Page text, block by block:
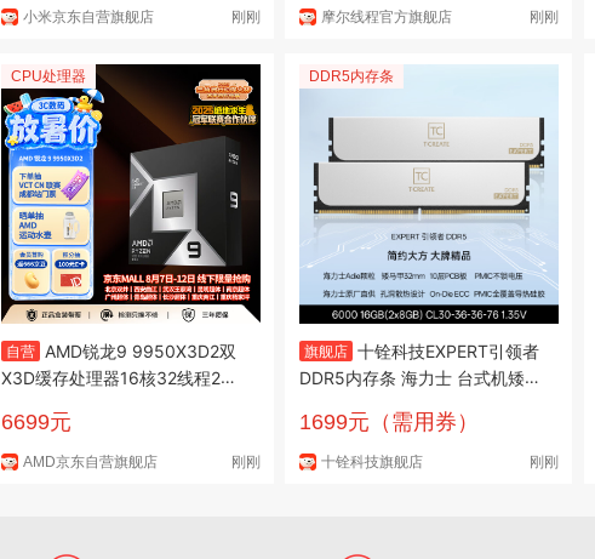
小米京东自营旗舰店 刚刚 摩尔线程官方旗舰店 刚刚
CPU处理器
自营
AMD锐龙9 9950X3D2双
X3D缓存处理器16核32线程208
产力千帧电竞打瓦/三角洲
6699元
AMD京东自营旗舰店 刚刚
DDR5内存条
旗舰店 十铨科技EXPERT引领者
DDR5内存条 海力士 台式机矮马
8GB 64G 96G 10层PCB板 600
0 16G(2x8)C30 Adie 白-限AM
1699元（需用券）
十铨科技旗舰店 刚刚